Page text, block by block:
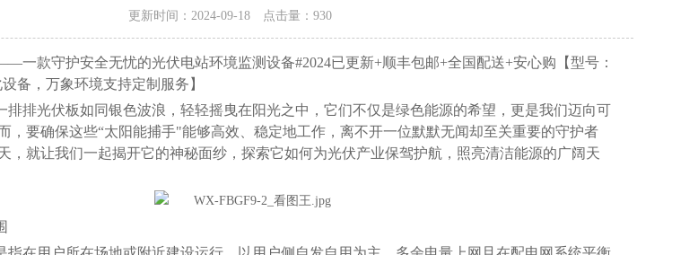
更新时间：2024-09-18 点击量： 930
一款守护安全无忧的光伏电站环境监测设备#2024已更新+顺丰包邮+全国配送+安心购【型号：
备，万象环境支持定制服务 】
光伏板如同银色波浪，轻轻摇曳在阳光之中，它们不仅是绿色能源的希望，更是我们迈向可
，要确保这些“太阳能捕手"能够高效、稳定地工作，离不开一位默默无闻却至关重要的守护者
就让我们一起揭开它的神秘面纱，探索它如何为光伏产业保驾护航，照亮清洁能源的广阔天